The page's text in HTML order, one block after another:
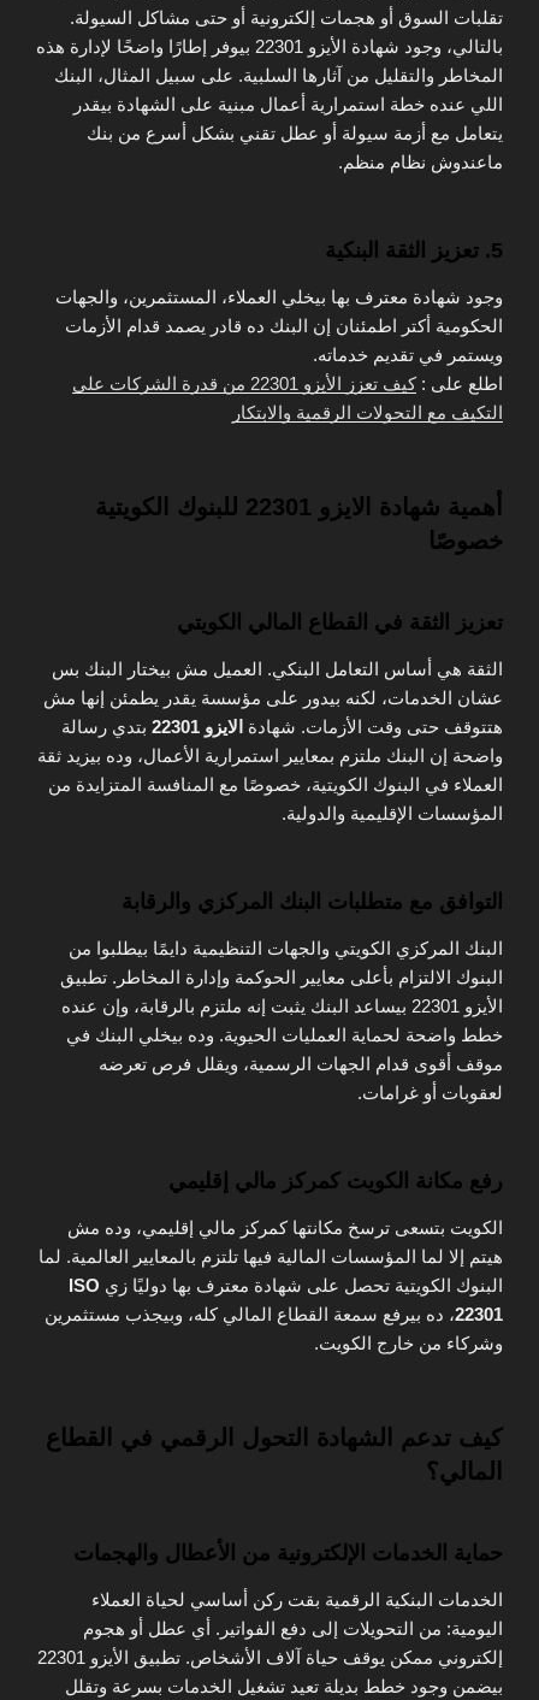
تقلبات السوق أو هجمات إلكترونية أو حتى مشاكل السيولة.
بالتالي، وجود شهادة الأيزو 22301 بيوفر إطارًا واضحًا لإدارة هذه
المخاطر والتقليل من آثارها السلبية. على سبيل المثال، البنك
اللي عنده خطة استمرارية أعمال مبنية على الشهادة بيقدر
يتعامل مع أزمة سيولة أو عطل تقني بشكل أسرع من بنك
ماعندوش نظام منظم.
5. تعزيز الثقة البنكية
وجود شهادة معترف بها بيخلي العملاء، المستثمرين، والجهات
الحكومية أكتر اطمئنان إن البنك ده قادر يصمد قدام الأزمات
ويستمر في تقديم خدماته.
اطلع على :
كيف تعزز الأيزو 22301 من قدرة الشركات على
التكيف مع التحولات الرقمية والابتكار
أهمية شهادة الايزو 22301 للبنوك الكويتية
خصوصًا
تعزيز الثقة في القطاع المالي الكويتي
الثقة هي أساس التعامل البنكي. العميل مش بيختار البنك بس
عشان الخدمات، لكنه بيدور على مؤسسة يقدر يطمئن إنها مش
هتتوقف حتى وقت الأزمات. شهادة الايزو 22301
بتدي رسالة
واضحة إن البنك ملتزم بمعايير استمرارية الأعمال، وده بيزيد ثقة
العملاء في البنوك الكويتية، خصوصًا مع المنافسة المتزايدة من
المؤسسات الإقليمية والدولية.
التوافق مع متطلبات البنك المركزي والرقابة
البنك المركزي الكويتي والجهات التنظيمية دايمًا بيطلبوا من
البنوك الالتزام بأعلى معايير الحوكمة وإدارة المخاطر. تطبيق
الأيزو 22301 بيساعد البنك يثبت إنه ملتزم بالرقابة، وإن عنده
خطط واضحة لحماية العمليات الحيوية. وده بيخلي البنك في
موقف أقوى قدام الجهات الرسمية، ويقلل فرص تعرضه
لعقوبات أو غرامات.
رفع مكانة الكويت كمركز مالي إقليمي
الكويت بتسعى ترسخ مكانتها كمركز مالي إقليمي، وده مش
هيتم إلا لما المؤسسات المالية فيها تلتزم بالمعايير العالمية. لما
البنوك الكويتية تحصل على شهادة معترف بها دوليًا زي ISO
22301، ده بيرفع سمعة القطاع المالي كله، وبيجذب مستثمرين
وشركاء من خارج الكويت.
كيف تدعم الشهادة التحول الرقمي في القطاع
المالي؟
حماية الخدمات الإلكترونية من الأعطال والهجمات
الخدمات البنكية الرقمية بقت ركن أساسي لحياة العملاء
اليومية: من التحويلات إلى دفع الفواتير. أي عطل أو هجوم
إلكتروني ممكن يوقف حياة آلاف الأشخاص. تطبيق الأيزو 22301
بيضمن وجود خطط بديلة تعيد تشغيل الخدمات بسرعة وتقلل